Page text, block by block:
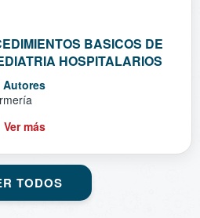
BASICOS DE
HOSPITALARIOS
Autores
Ver más
TODOS